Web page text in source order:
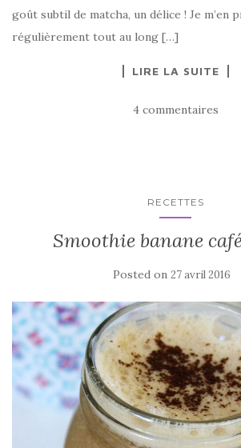
goût subtil de matcha, un délice ! Je m’en
régulièrement tout au long […]
LIRE LA SUITE
4 commentaires
RECETTES
Smoothie banane
Posted on 27 avril 2016